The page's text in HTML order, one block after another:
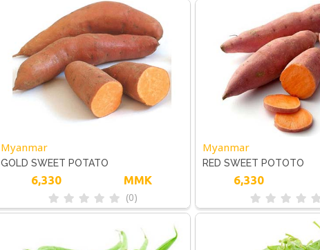
Myanmar
GOLD SWEET POTATO
6,330 MMK
(0)
Myanmar
RED SWEET POTOTO
6,330